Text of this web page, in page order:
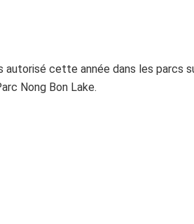
cette année dans les parcs
Nong Bon Lake.